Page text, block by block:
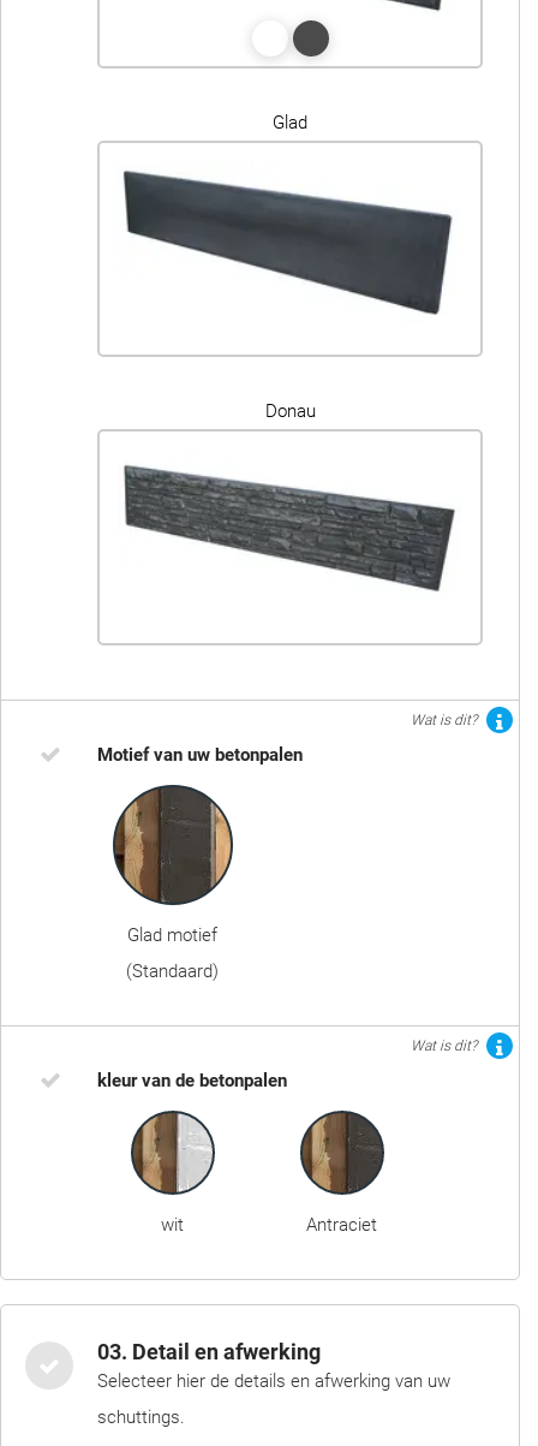
Glad
Donau
Wat is dit?
Motief van uw betonpalen
Glad motief
(Standaard)
Wat is dit?
kleur van de betonpalen
wit Antraciet
03. Detail en afwerking
Selecteer hier de details en afwerking van uw
schuttings.